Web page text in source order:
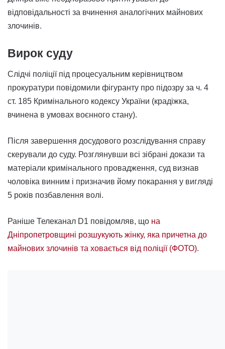
відповідальності за вчинення аналогічних майнових
злочинів.
Вирок суду
Слідчі поліції під процесуальним керівництвом
прокуратури повідомили фігуранту про підозру за ч. 4
ст. 185 Кримінального кодексу України (крадіжка,
вчинена в умовах воєнного стану).
Після завершення досудового розслідування справу
скерували до суду. Розглянувши всі зібрані докази та
матеріали кримінального провадження, суд визнав
чоловіка винним і призначив йому покарання у вигляді
5 років позбавлення волі.
Раніше Телеканал D1 повідомляв, що на
Дніпропетровщині розшукують жінку, яка причетна до
майнових злочинів та ховається від поліції (ФОТО).